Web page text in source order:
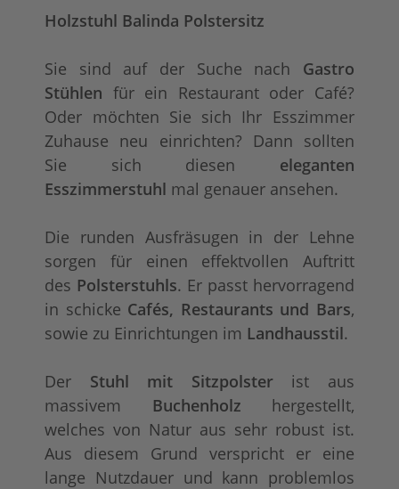
Holzstuhl Balinda Polstersitz
Sie sind auf der Suche nach Gastro
Stühlen für ein Restaurant oder Café?
Oder möchten Sie sich Ihr Esszimmer
Zuhause neu einrichten? Dann sollten
Sie sich diesen eleganten
Esszimmerstuhl mal genauer ansehen.
Die runden Ausfräsugen in der Lehne
sorgen für einen effektvollen Auftritt
des Polsterstuhls. Er passt hervorragend
in schicke Cafés, Restaurants und Bars,
sowie zu Einrichtungen im Landhausstil.
Der Stuhl mit Sitzpolsterist aus
massivem
Buchenholz hergestellt,
welches von Natur aus sehr robust ist.
Aus diesem Grund verspricht er eine
lange Nutzdauer und kann problemlos